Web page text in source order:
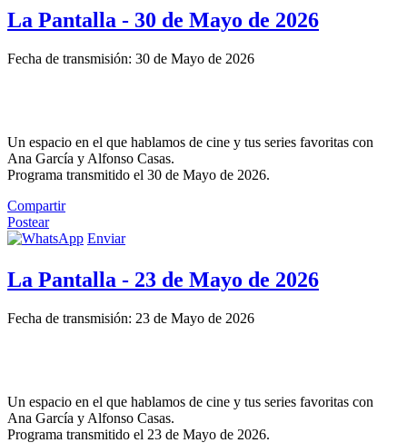
La Pantalla - 30 de Mayo de 2026
Fecha de transmisión: 30 de Mayo de 2026
Un espacio en el que hablamos de cine y tus series favoritas con
Ana García y Alfonso Casas.
Programa transmitido el 30 de Mayo de 2026.
Compartir
Postear
Enviar
La Pantalla - 23 de Mayo de 2026
Fecha de transmisión: 23 de Mayo de 2026
Un espacio en el que hablamos de cine y tus series favoritas con
Ana García y Alfonso Casas.
Programa transmitido el 23 de Mayo de 2026.